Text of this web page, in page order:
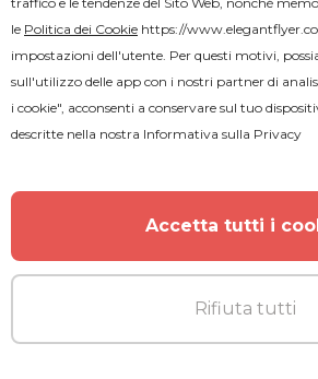
le Politica dei Cookie https://
impostazioni dell'utente. Per questi motivi,
sull'utilizzo delle app con i nostri partner di
i cookie", acconsenti a conservare sul tuo
descritte nella nostra Informativa sulla Privacy
Accetta tutti i
Rifiuta tutti